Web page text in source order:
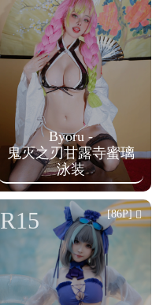
Byoru -
鬼灭之刃甘露寺蜜璃
泳装
R15 [86P]